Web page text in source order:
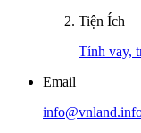
Tiện Ích
Tính vay,
Email